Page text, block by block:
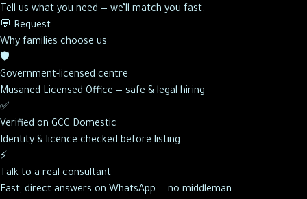
Tell us what you need — we’ll match you fast.
💬 Request
Why families choose us
🛡️
Government-licensed centre
Musaned Licensed Office — safe & legal hiring
✅
Verified on GCC Domestic
Identity & licence checked before listing
⚡
Talk to a real consultant
Fast, direct answers on WhatsApp — no middleman